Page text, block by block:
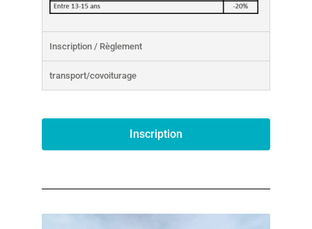
Inscription / Règlement
transport/covoiturage
Inscription